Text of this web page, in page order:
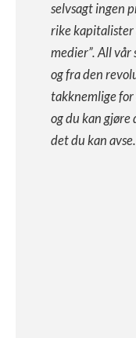
selvsagt ingen
rike kapitalister
medier”. All
og fra den
takknemlige
og du kan gjøre
det du kan avse.